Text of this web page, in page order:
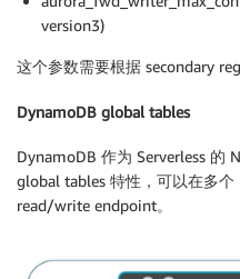
version3)
这个参数需要根据 secondary
DynamoDB global tables
DynamoDB 作为 Serverless 的
global tables 特性，可以在多
read/write endpoint。